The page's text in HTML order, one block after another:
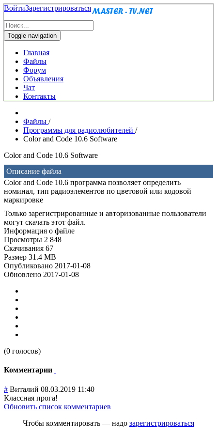
ВойтиЗарегистрироваться
Toggle navigation
Главная
Файлы
Форум
Объявления
Чат
Контакты
Файлы /
Программы для радиолюбителей /
Color and Code 10.6 Software
Color and Code 10.6 Software
Описание файла
Color and Code 10.6 программа позволяет определить
номинал, тип радиоэлементов по цветовой или кодовой
маркировке
Только зарегистрированные и авторизованные пользователи
могут скачать этот файл.
Информация о файле
Просмотры 2 848
Скачивания 67
Размер 31.4 MB
Опубликовано 2017-01-08
Обновлено 2017-01-08
(0 голосов)
Комментарии
# Виталий 08.03.2019 11:40
Классная прога!
Обновить список комментариев
Чтобы комментировать — надо зарегистрироваться